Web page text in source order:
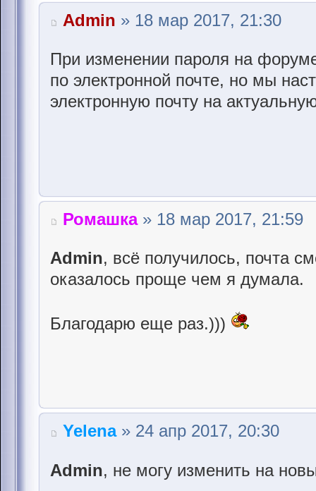
Admin » 18 мар 2017, 21:30
При изменении пароля на
по электронной почте, но мы
электронную почту на
Ромашка» 18 мар 2017, 21:59
Admin, всё получилось, почта
оказалось проще чем я думала.
Благодарю еще раз.)))
Yelena» 24 апр 2017, 20:30
Admin, не могу изменить на